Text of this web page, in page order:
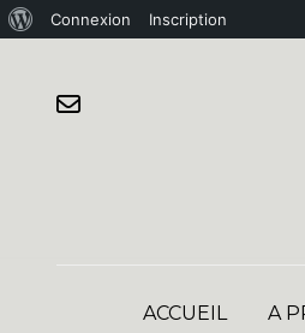
Connexion Inscription
ACCUEIL A